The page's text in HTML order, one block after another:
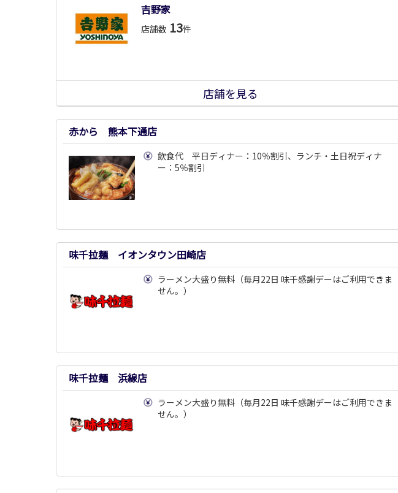
吉野家
店舗数 13件
店舗を見る
赤から 熊本下通店
飲食代 平日ディナー：10％割引、ランチ・土日祝ディナ
ー：5％割引
味千拉麺 イオンタウン田崎店
ラーメン大盛り無料（毎月22日 味千感謝デーはご利用できま
せん。）
味千拉麺 浜線店
ラーメン大盛り無料（毎月22日 味千感謝デーはご利用できま
せん。）